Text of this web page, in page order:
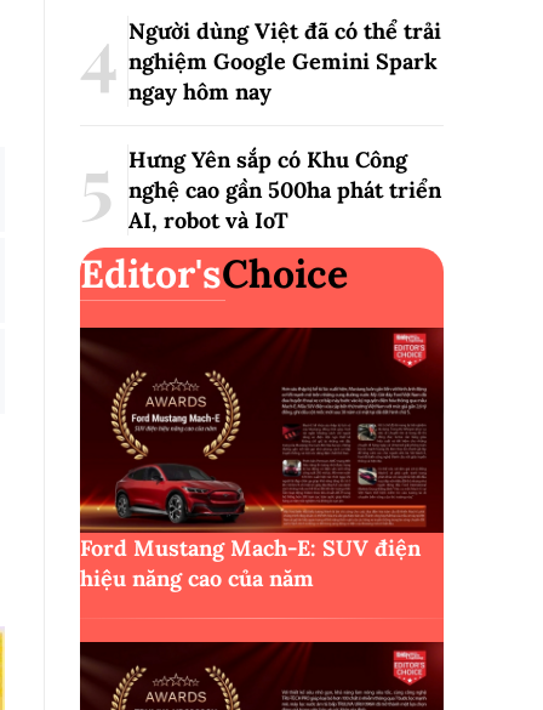
Người dùng Việt đã có thể trải
nghiệm Google Gemini Spark
ngay hôm nay
Hưng Yên sắp có Khu Công
nghệ cao gần 500ha phát triển
AI, robot và IoT
Editor'sChoice
Ford Mustang Mach-E: SUV điện
hiệu năng cao của năm